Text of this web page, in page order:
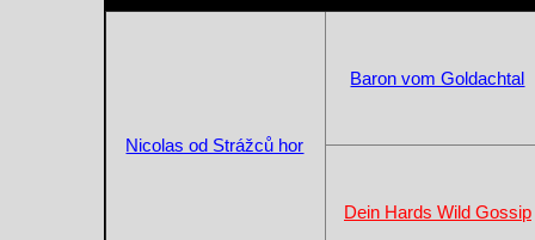
Nicolas od Strážců hor
Baron vom Goldachtal
Dein Hards Wild Gossip